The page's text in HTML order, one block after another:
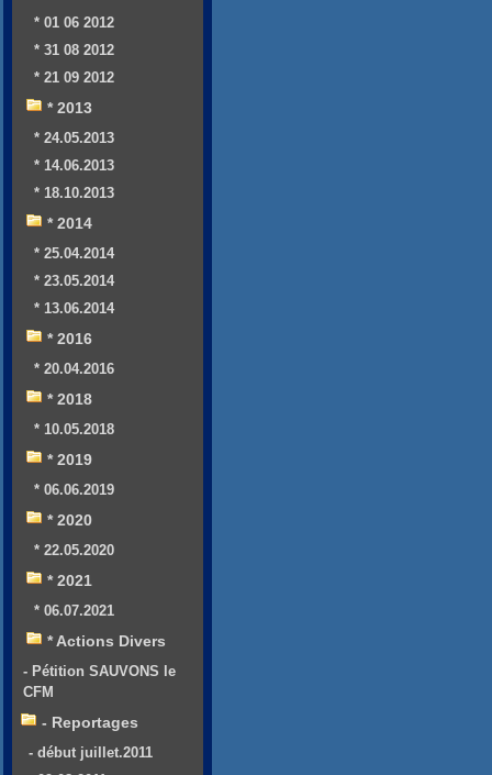
* 01 06 2012
* 31 08 2012
* 21 09 2012
* 2013
* 24.05.2013
* 14.06.2013
* 18.10.2013
* 2014
* 25.04.2014
* 23.05.2014
* 13.06.2014
* 2016
* 20.04.2016
* 2018
* 10.05.2018
* 2019
* 06.06.2019
* 2020
* 22.05.2020
* 2021
* 06.07.2021
* Actions Divers
- Pétition SAUVONS le
CFM
- Reportages
- début juillet.2011